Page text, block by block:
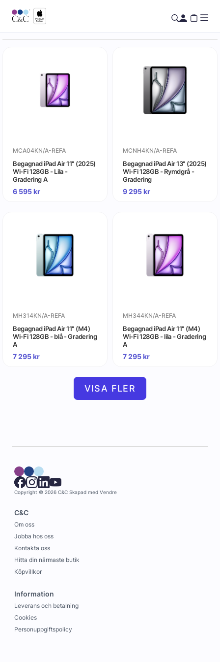
MCA04KN/A-REFA
Begagnad iPad Air 11" (2025)
Wi-Fi 128GB - Lila -
Gradering A
6 595kr
MCNH4KN/A-REFA
Begagnad iPad Air 13" (2025)
Wi-Fi 128GB - Rymdgrå -
Gradering
9 295kr
MH314KN/A-REFA
Begagnad iPad Air 11" (M4)
Wi-Fi 128GB - blå - Gradering
A
7 295kr
MH344KN/A-REFA
Begagnad iPad Air 11" (M4)
Wi-Fi 128GB - lila - Gradering
A
7 295kr
VISA FLER
Copyright © 2026 C&C Skapad med Vendre
C&C
Om oss
Jobba hos oss
Kontakta oss
Hitta din närmaste butik
Köpvillkor
Information
Leverans och betalning
Cookies
Personuppgiftspolicy